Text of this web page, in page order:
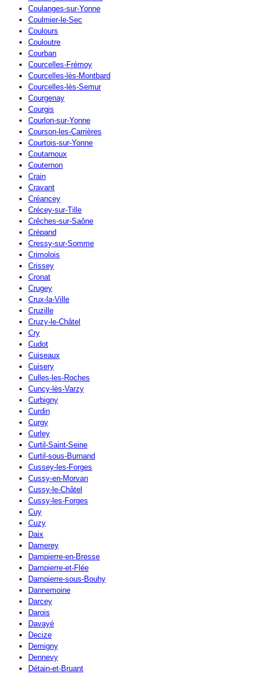
Coulanges-sur-Yonne
Coulmier-le-Sec
Coulours
Couloutre
Courban
Courcelles-Frémoy
Courcelles-lès-Montbard
Courcelles-lès-Semur
Courgenay
Courgis
Courlon-sur-Yonne
Courson-les-Carrières
Courtois-sur-Yonne
Coutarnoux
Couternon
Crain
Cravant
Créancey
Crécey-sur-Tille
Crêches-sur-Saône
Crépand
Cressy-sur-Somme
Crimolois
Crissey
Cronat
Crugey
Crux-la-Ville
Cruzille
Cruzy-le-Châtel
Cry
Cudot
Cuiseaux
Cuisery
Culles-les-Roches
Cuncy-lès-Varzy
Curbigny
Curdin
Curgy
Curley
Curtil-Saint-Seine
Curtil-sous-Burnand
Cussey-les-Forges
Cussy-en-Morvan
Cussy-le-Châtel
Cussy-les-Forges
Cuy
Cuzy
Daix
Damerey
Dampierre-en-Bresse
Dampierre-et-Flée
Dampierre-sous-Bouhy
Dannemoine
Darcey
Darois
Davayé
Decize
Demigny
Dennevy
Détain-et-Bruant